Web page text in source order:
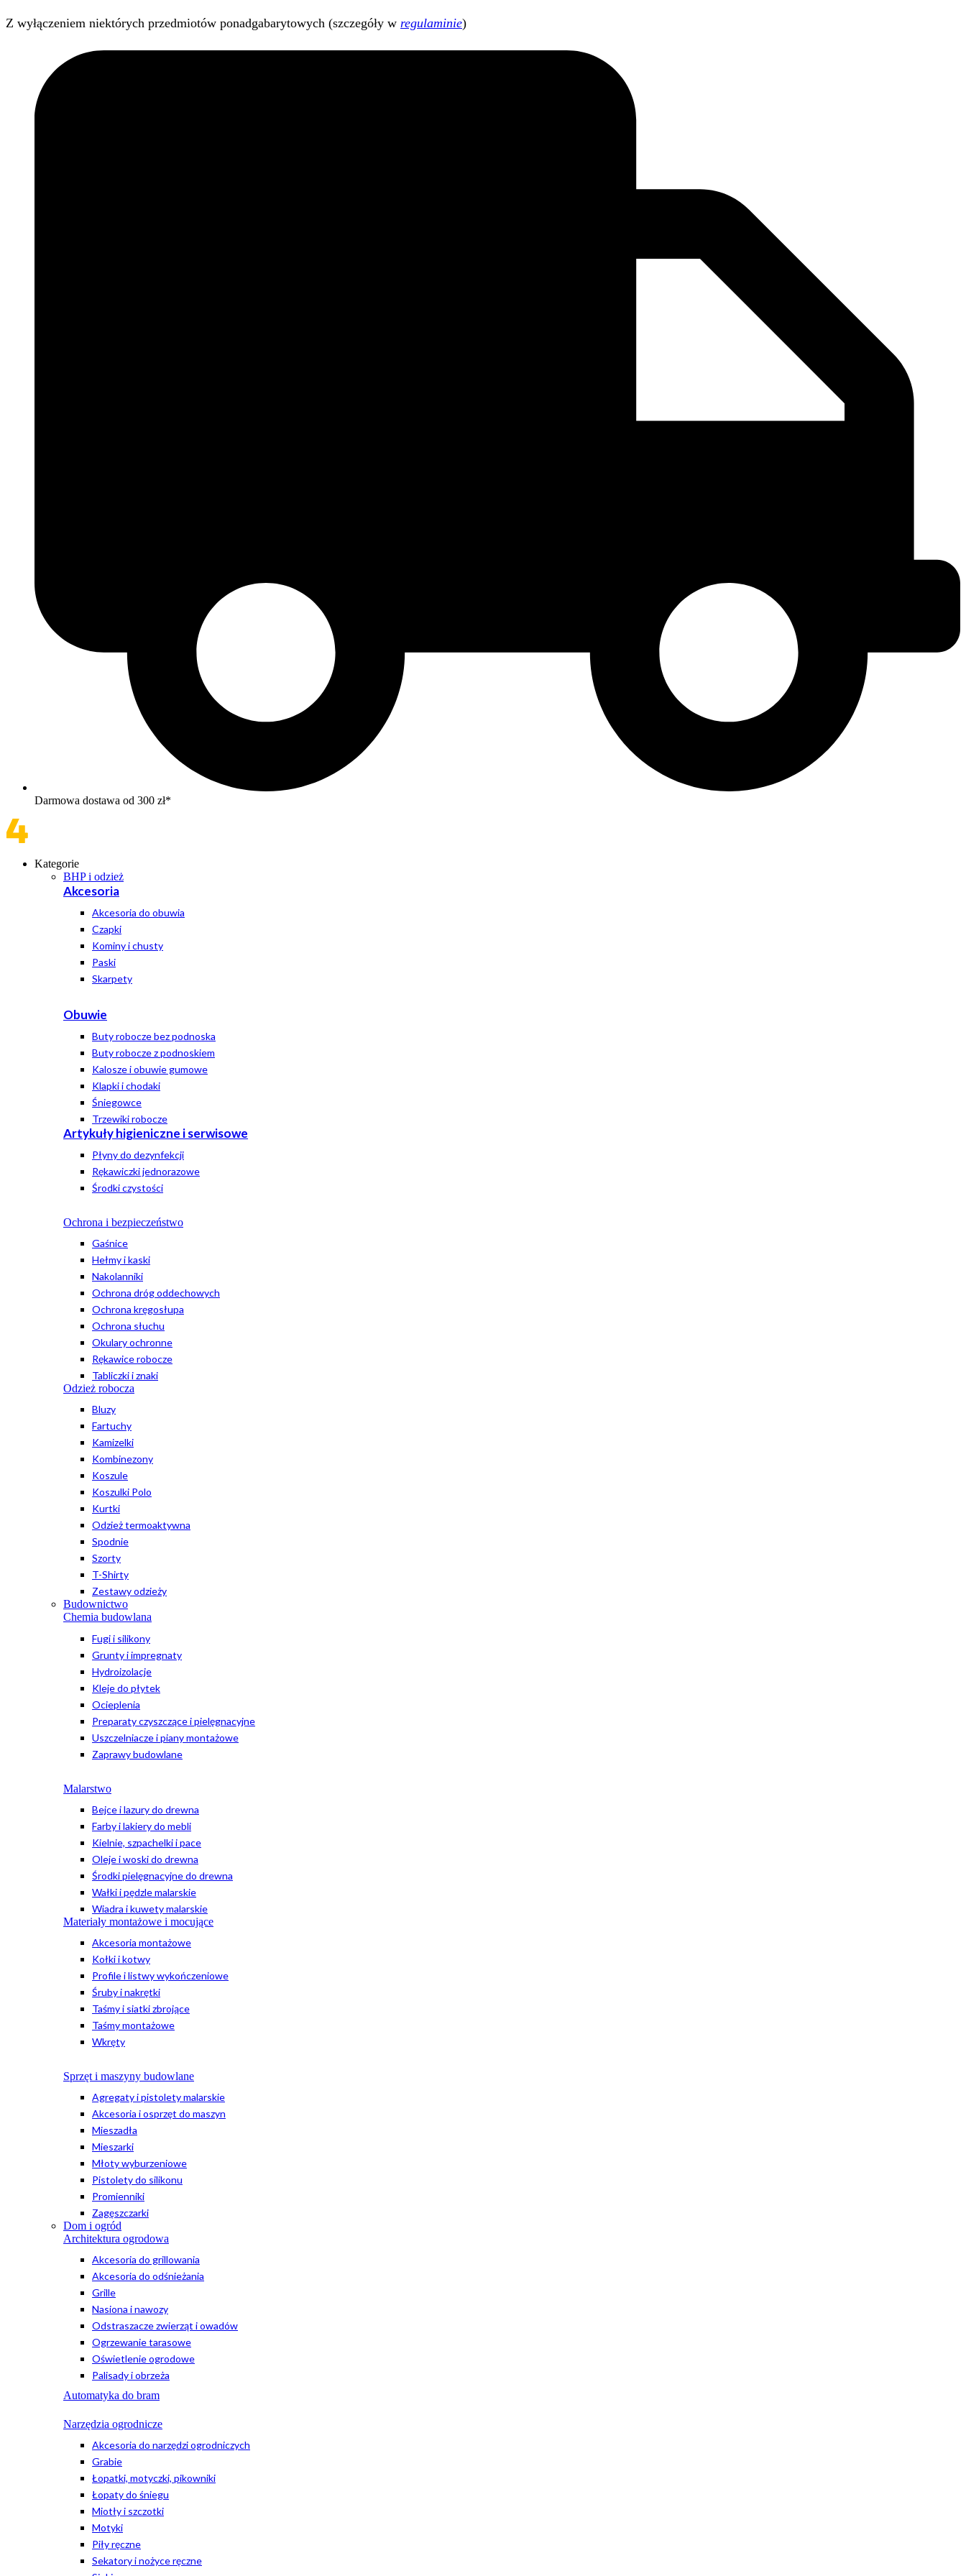
Z wyłączeniem niektórych przedmiotów ponadgabarytowych (szczegóły w regulaminie)
Darmowa dostawa od 300 zł*
Kategorie
BHP i odzież
Akcesoria
Akcesoria do obuwia
Czapki
Kominy i chusty
Paski
Skarpety
Obuwie
Buty robocze bez podnoska
Buty robocze z podnoskiem
Kalosze i obuwie gumowe
Klapki i chodaki
Śniegowce
Trzewiki robocze
Artykuły higieniczne i serwisowe
Płyny do dezynfekcji
Rękawiczki jednorazowe
Środki czystości
Ochrona i bezpieczeństwo
Gaśnice
Hełmy i kaski
Nakolanniki
Ochrona dróg oddechowych
Ochrona kręgosłupa
Ochrona słuchu
Okulary ochronne
Rękawice robocze
Tabliczki i znaki
Odzież robocza
Bluzy
Fartuchy
Kamizelki
Kombinezony
Koszule
Koszulki Polo
Kurtki
Odzież termoaktywna
Spodnie
Szorty
T-Shirty
Zestawy odzieży
Budownictwo
Chemia budowlana
Fugi i silikony
Grunty i impregnaty
Hydroizolacje
Kleje do płytek
Ocieplenia
Preparaty czyszczące i pielęgnacyjne
Uszczelniacze i piany montażowe
Zaprawy budowlane
Malarstwo
Bejce i lazury do drewna
Farby i lakiery do mebli
Kielnie, szpachelki i pace
Oleje i woski do drewna
Środki pielęgnacyjne do drewna
Wałki i pędzle malarskie
Wiadra i kuwety malarskie
Materiały montażowe i mocujące
Akcesoria montażowe
Kołki i kotwy
Profile i listwy wykończeniowe
Śruby i nakrętki
Taśmy i siatki zbrojące
Taśmy montażowe
Wkręty
Sprzęt i maszyny budowlane
Agregaty i pistolety malarskie
Akcesoria i osprzęt do maszyn
Mieszadła
Mieszarki
Młoty wyburzeniowe
Pistolety do silikonu
Promienniki
Zagęszczarki
Dom i ogród
Architektura ogrodowa
Akcesoria do grillowania
Akcesoria do odśnieżania
Grille
Nasiona i nawozy
Odstraszacze zwierząt i owadów
Ogrzewanie tarasowe
Oświetlenie ogrodowe
Palisady i obrzeża
Automatyka do bram
Narzędzia ogrodnicze
Akcesoria do narzędzi ogrodniczych
Grabie
Łopatki, motyczki, pikowniki
Łopaty do śniegu
Miotły i szczotki
Motyki
Piły ręczne
Sekatory i nożyce ręczne